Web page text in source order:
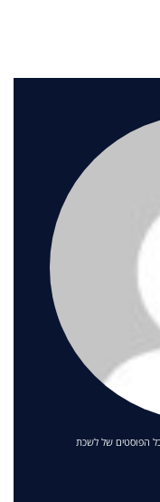
הפוסטים של לשכת